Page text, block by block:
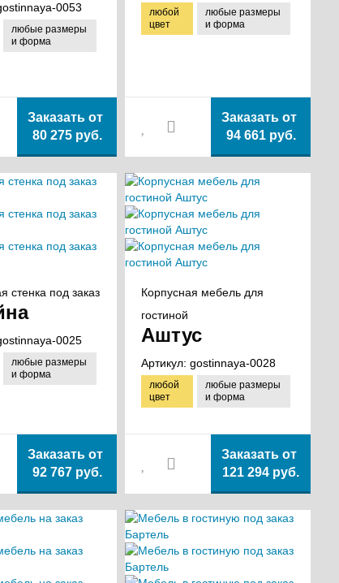
0053
любые размеры
и форма
Заказать от
80 275 руб.
любой
цвет
любые размеры
и форма
Заказать от
94 661 руб.
стенка под заказ
0025
любые размеры
и форма
Заказать от
92 767 руб.
Корпусная мебель для
гостиной
Аштус
Артикул:gostinnaya-0028
любой
цвет
любые размеры
и форма
Заказать от
121 294 руб.